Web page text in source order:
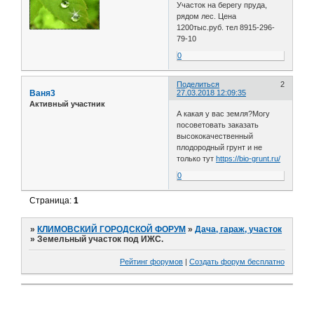
Участок на берегу пруда,
рядом лес. Цена
1200тыс.руб. тел 8915-296-
79-10
0
Поделиться
2
27.03.2018 12:09:35
Ваня3
Активный участник
А какая у вас земля?Могу
посоветовать заказать
высококачественный
плодородный грунт и не
только тутhttps://bio-grunt.ru/
0
Страница:1
» КЛИМОВСКИЙ ГОРОДСКОЙ ФОРУМ »Дача, гараж, участок
»Земельный участок под ИЖС.
Рейтинг форумов | Создать форум бесплатно